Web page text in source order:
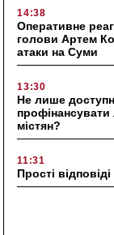
14:38
Оперативне
голови Артем
атаки на Суми
13:30
Не лише
містян?
11:31
Прості